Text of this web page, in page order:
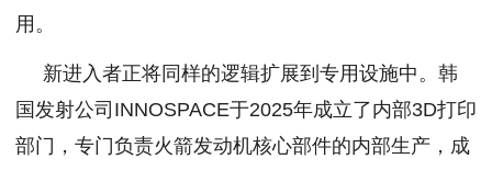
用。
新进入者正将同样的逻辑扩展到专用设施中。韩
国发射公司INNOSPACE于2025年成立了内部3D打印
部门，专门负责火箭发动机核心部件的内部生产，成